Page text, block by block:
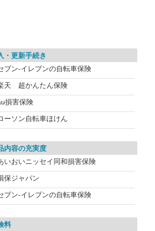
・更新手続き
ブン‐イレブンの自転車保険
天 超かんたん保険
損害保険
ーソン自転車ほけん
内容の充実度
いおいニッセイ同和損害保険
保ジャパン
ブン‐イレブンの自転車保険
料